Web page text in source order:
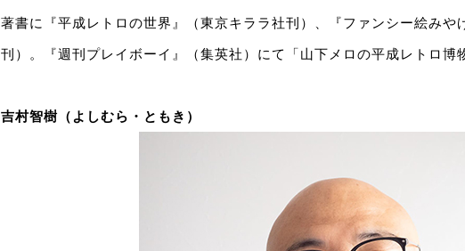
著書に『平成レトロの世界』（東京キララ社刊）、『ファンシー絵みや
刊）。『週刊プレイボーイ』（集英社）にて「山下メロの平成レトロ博
吉村智樹（よしむら・ともき）